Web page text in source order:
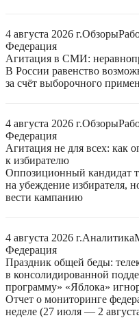
4 августа 2026 г.Обзоры
Федерация
Агитация в СМИ:
В России равенство
за счёт выборочного
4 августа 2026 г.Обзоры
Федерация
Агитация не для всех: как
к избирателю
Оппозиционный кандидат
на убеждение избирателя,
вести кампанию
4 августа 2026 г.Аналитика
Федерация
Праздник общей беды:
в консолидированной
программу» «Яблока»
Отчет о мониторинге
неделе (27 июля — 2